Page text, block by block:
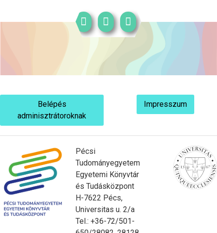
Belépés
adminisztrátoroknak
Impresszum
Pécsi
Tudományegyetem
Egyetemi Könyvtár
és Tudásközpont
H-7622 Pécs,
Universitas u. 2/a
Tel.: +36-72/501-